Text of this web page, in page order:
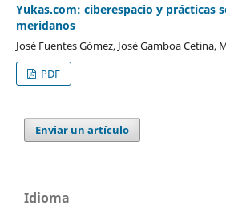
Yukas.com: ciberespacio y prácticas
meridanos
José Fuentes Gómez, José Gamboa Cetina,
PDF
Enviar un artículo
Idioma